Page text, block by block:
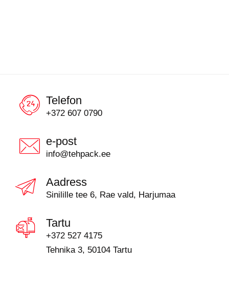
Telefon
+372 607 0790
e-post
info@tehpack.ee
Aadress
Sinilille tee 6, Rae vald, Harjumaa
Tartu
+372 527 4175
Tehnika 3, 50104 Tartu